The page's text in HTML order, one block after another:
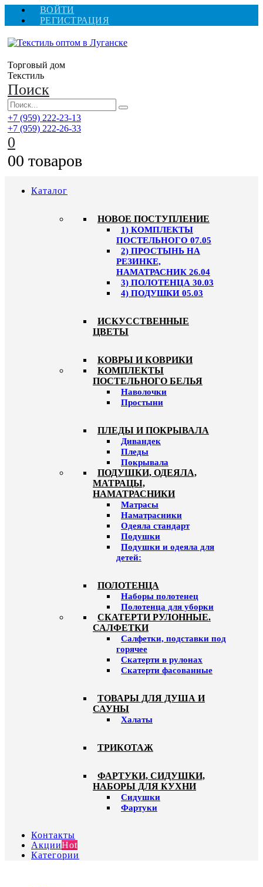
ВОЙТИ
РЕГИСТРАЦИЯ
Торговый дом
Текстиль
Поиск
+7 (959) 222-23-13
+7 (959) 222-26-33
0
00 товаров
Каталог
HОВОЕ ПОСТУПЛЕНИЕ
1) КОМПЛЕКТЫ
ПОСТЕЛЬНОГО 07.05
2) ПРОСТЫНЬ НА
РЕЗИНКЕ,
НАМАТРАСНИК 26.04
3) ПОЛОТЕНЦА 30.03
4) ПОДУШКИ 05.03
ИСКУССТВЕННЫЕ
ЦВЕТЫ
КОВРЫ И КОВРИКИ
КОМПЛЕКТЫ
ПОСТЕЛЬНОГО БЕЛЬЯ
Наволочки
Простыни
ПЛЕДЫ И ПОКРЫВАЛА
Дивандек
Пледы
Покрывала
ПОДУШКИ, ОДЕЯЛА,
МАТРАЦЫ,
НАМАТРАСНИКИ
Матрасы
Наматрасники
Одеяла стандарт
Подушки
Подушки и одеяла для
детей:
ПОЛОТЕНЦА
Наборы полотенец
Полотенца для уборки
СКАТЕРТИ РУЛОННЫЕ.
САЛФЕТКИ
Салфетки, подставки под
горячее
Скатерти в рулонах
Скатерти фасованные
ТОВАРЫ ДЛЯ ДУША И
САУНЫ
Халаты
ТРИКОТАЖ
ФАРТУКИ, СИДУШКИ,
НАБОРЫ ДЛЯ КУХНИ
Сидушки
Фартуки
Контакты
АкцииHot
Категории